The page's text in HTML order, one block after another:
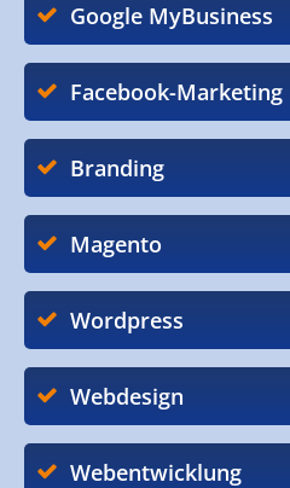
Google MyBusiness
Facebook-Marketing
Branding
Magento
Wordpress
Webdesign
Webentwicklung